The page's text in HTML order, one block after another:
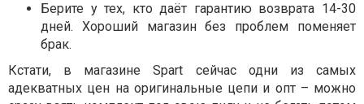
Берите у тех, кто даёт гарантию возврата 14-30
дней. Хороший магазин без проблем поменяет
брак.
Кстати, в магазине Spart сейчас одни из самых
адекватных цен на оригинальные цепи и опт – можно